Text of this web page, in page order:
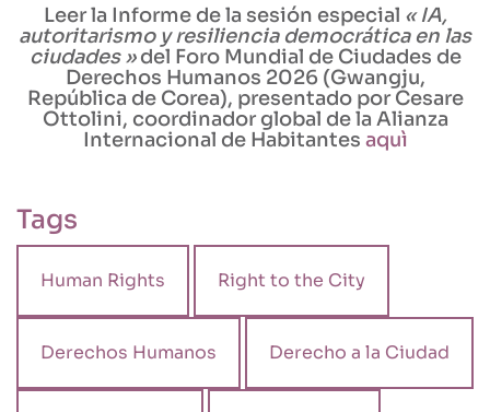
Leer la Informe de la sesión especial « IA,
autoritarismo y resiliencia democrática en las
ciudades »del Foro Mundial de Ciudades de
Derechos Humanos 2026 (Gwangju,
República de Corea), presentado por Cesare
Ottolini, coordinador global de la Alianza
Internacional de Habitantes aquì
Tags
Human Rights Right to the City
Derechos Humanos Derecho a la Ciudad